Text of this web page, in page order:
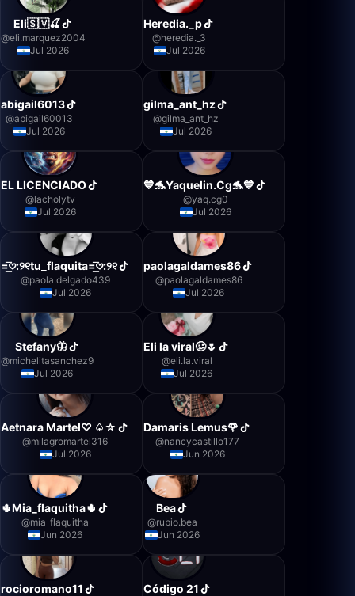
Eli🇸🇻🍒
@eli.marquez2004
Jul 2026
Heredia._p
@heredia._3
Jul 2026
abigail6013
@abigail60013
Jul 2026
gilma_ant_hz
@gilma_ant_hz
Jul 2026
EL LICENCIADO
@lacholytv
Jul 2026
💙🐬Yaquelin.Cg🐬💙
@yaq.cg0
Jul 2026
=͟͟͞𖹭:୨୧tu_flaquita=͟͟͞𖹭:୨୧
@paola.delgado439
Jul 2026
paolagaldames86
@paolagaldames86
Jul 2026
Stefany🦋
@michelitasanchez9
Jul 2026
Eli la viral🥴🌷
@eli.la.viral
Jul 2026
Aetnara Martel♡ ♤☆
@milagromartel316
Jul 2026
Damaris Lemus🌹
@nancycastillo177
Jun 2026
🌵Mia_flaquitha🌵
@mia_flaquitha
Jun 2026
Bea
@rubio.bea
Jun 2026
rocioromano11 Código 21